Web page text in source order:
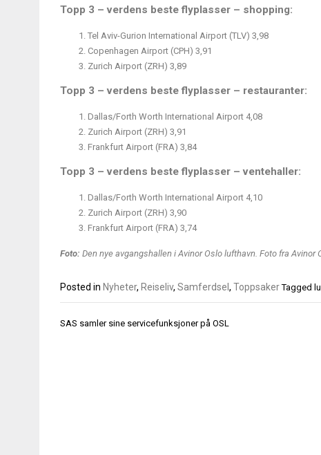
Topp 3 – verdens beste flyplasser – shopping:
Tel Aviv-Gurion International Airport (TLV) 3,98
Copenhagen Airport (CPH) 3,91
Zurich Airport (ZRH) 3,89
Topp 3 – verdens beste flyplasser – restauranter:
Dallas/Forth Worth International Airport 4,08
Zurich Airport (ZRH) 3,91
Frankfurt Airport (FRA) 3,84
Topp 3 – verdens beste flyplasser – ventehaller:
Dallas/Forth Worth International Airport 4,10
Zurich Airport (ZRH) 3,90
Frankfurt Airport (FRA) 3,74
Foto: Den nye avgangshallen i Avinor Oslo lufthavn. Foto fra Avinor
Posted in Nyheter, Reiseliv, Samferdsel , Toppsaker Tagged
Innleggsnavigasjon
SAS samler sine servicefunksjoner på OSL